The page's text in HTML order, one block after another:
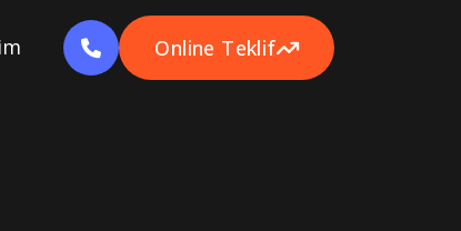
Online Teklif